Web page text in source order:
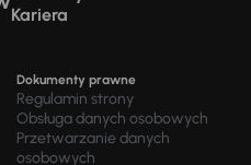
Kariera
Dokumenty prawne
Regulamin strony
Obsługa danych osobowych
Przetwarzanie danych
osobowych